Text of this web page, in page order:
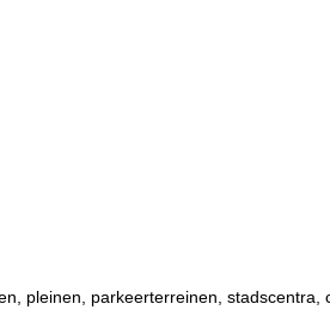
pleinen, parkeerterreinen,